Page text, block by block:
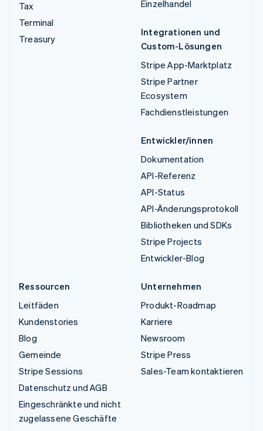
Tax
Terminal
Treasury
Einzelhandel
Integrationen und
Custom-Lösungen
Stripe App-Marktplatz
Stripe Partner
Ecosystem
Fachdienstleistungen
Entwickler/innen
Dokumentation
API-Referenz
API-Status
API-Änderungsprotokoll
Bibliotheken und SDKs
Stripe Projects
Entwickler-Blog
Ressourcen
Leitfäden
Kundenstories
Blog
Gemeinde
Stripe Sessions
Datenschutz und AGB
Eingeschränkte und nicht
zugelassene Geschäfte
Unternehmen
Produkt-Roadmap
Karriere
Newsroom
Stripe Press
Sales-Team kontaktieren